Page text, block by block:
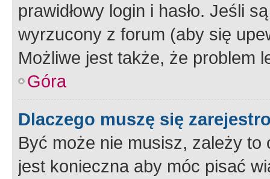
prawidłowy login i hasło. Jeśli
wyrzucony z forum (aby się
Możliwe jest także, że problem
Góra
Dlaczego muszę się
Być może nie musisz, zależy
jest konieczna aby móc pisać